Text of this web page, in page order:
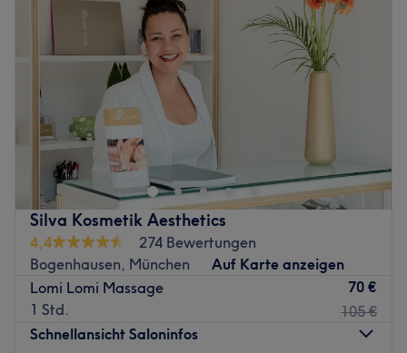
Silva Kosmetik Aesthetics
4,4
274 Bewertungen
Bogenhausen, München
Auf Karte anzeigen
Lomi Lomi Massage
1 Std.
70 €
105 €
Schnellansicht Saloninfos